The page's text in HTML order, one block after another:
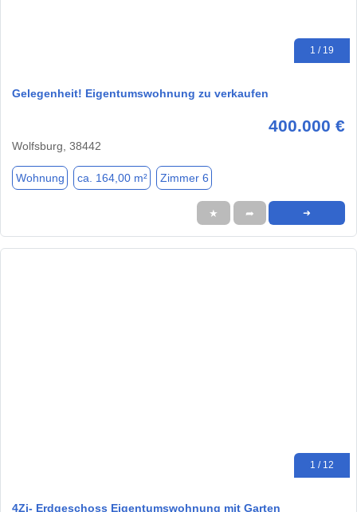
1 / 19
Gelegenheit! Eigentumswohnung zu verkaufen
400.000 €
Wolfsburg, 38442
Wohnung ca. 164,00 m² Zimmer 6
★ ➦ ➜
1 / 12
4Zi- Erdgeschoss Eigentumswohnung mit Garten